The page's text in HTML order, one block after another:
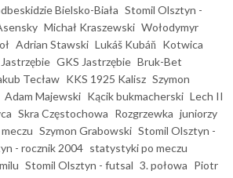
Bielsko-Biała Stomil Olsztyn -
Michał Kraszewski Wołodymyr
Adrian Stawski Lukáš Kubáň Kotwica
GKS Jastrzębie Bruk-Bet
Tecław KKS 1925 Kalisz Szymon
Adam Majewski Kącik bukmacherski Lech II
Skra Częstochowa Rozgrzewka juniorzy
Szymon Grabowski Stomil Olsztyn -
- rocznik 2004 statystyki po meczu
Stomil Olsztyn - futsal 3. połowa Piotr